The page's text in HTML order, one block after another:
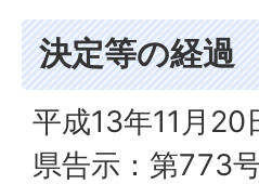
決定等の経過
平成13年11月20
県告示：第773